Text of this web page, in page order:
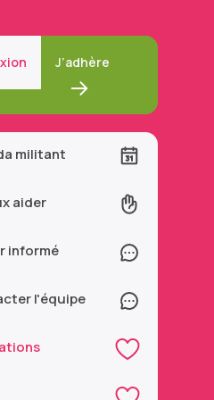
J’adhère
militant
aider
informé
l'équipe